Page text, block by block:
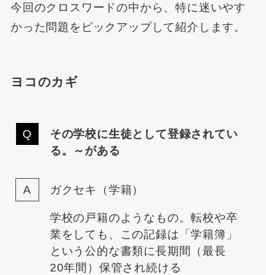
今回のクロスワードの中から、特に迷いやす
かった問題をピックアップして紹介します。
ヨコのカギ
その学校に生徒として登録されてい
る。～がある
ガクセキ（学籍）
学校の戸籍のようなもの。転校や卒
業をしても、この記録は「学籍簿」
という公的な書類に長期間（最長
20年間）保管され続ける